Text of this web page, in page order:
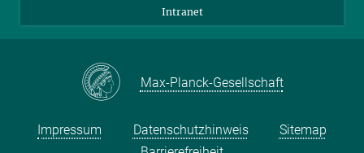
Studierende
Intranet
Max-Planck-Gesellschaft
Impressum Datenschutzhinweis
Sitemap